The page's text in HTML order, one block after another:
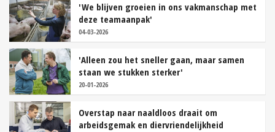
'We blijven groeien in ons vakmanschap met
deze teamaanpak'
04-03-2026
'Alleen zou het sneller gaan, maar samen
staan we stukken sterker'
20-01-2026
Overstap naar naaldloos draait om
arbeidsgemak en diervriendelijkheid